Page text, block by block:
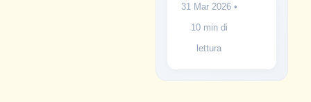
31 Mar 2026•
10 min di
lettura